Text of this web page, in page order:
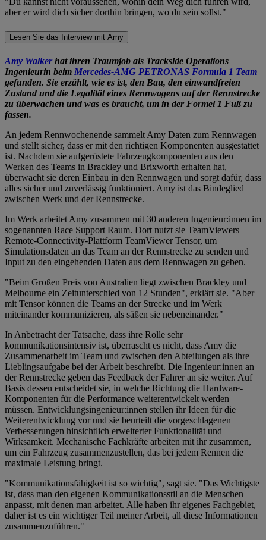
aber er wird dich sicher dorthin bringen, wo du sein sollst."
Lesen Sie das Interview mit Amy
Amy Walkerhat ihren Traumjob als Trackside Operations
Ingenieurin beim Mercedes-AMG PETRONAS Formula 1 Team
gefunden. Sie erzählt, wie es ist, den Bau, den einwandfreien
Zustand und die Legalität eines Rennwagens auf der Rennstrecke
zu überwachen und was es braucht, um in der Formel 1 Fuß zu
fassen.
An jedem Rennwochenende sammelt Amy Daten zum Rennwagen
und stellt sicher, dass er mit den richtigen Komponenten ausgestattet
ist. Nachdem sie aufgerüstete Fahrzeugkomponenten aus den
Werken des Teams in Brackley und Brixworth erhalten hat,
überwacht sie deren Einbau in den Rennwagen und sorgt dafür, dass
alles sicher und zuverlässig funktioniert. Amy ist das Bindeglied
zwischen Werk und der Rennstrecke.
Im Werk arbeitet Amy zusammen mit 30 anderen Ingenieur:innen im
sogenannten Race Support Raum. Dort nutzt sie TeamViewers
Remote-Connectivity-Plattform TeamViewer Tensor, um
Simulationsdaten an das Team an der Rennstrecke zu senden und
Input zu den eingehenden Daten aus dem Rennwagen zu geben.
"Beim Großen Preis von Australien liegt zwischen Brackley und
Melbourne ein Zeitunterschied von 12 Stunden", erklärt sie. "Aber
mit Tensor können die Teams an der Strecke und im Werk
miteinander kommunizieren, als säßen sie nebeneinander."
In Anbetracht der Tatsache, dass ihre Rolle sehr
kommunikationsintensiv ist, überrascht es nicht, dass Amy die
Zusammenarbeit im Team und zwischen den Abteilungen als ihre
Lieblingsaufgabe bei der Arbeit beschreibt. Die Ingenieur:innen an
der Rennstrecke geben das Feedback der Fahrer an sie weiter. Auf
Basis dessen entscheidet sie, in welche Richtung die Hardware-
Komponenten für die Performance weiterentwickelt werden
müssen. Entwicklungsingenieur:innen stellen ihr Ideen für die
Weiterentwicklung vor und sie beurteilt die vorgeschlagenen
Verbesserungen hinsichtlich erweiterter Funktionalität und
Wirksamkeit. Mechanische Fachkräfte arbeiten mit ihr zusammen,
um ein Fahrzeug zusammenzustellen, das bei jedem Rennen die
maximale Leistung bringt.
"Kommunikationsfähigkeit ist so wichtig", sagt sie. "Das Wichtigste
ist, dass man den eigenen Kommunikationsstil an die Menschen
anpasst, mit denen man arbeitet. Alle haben ihr eigenes Fachgebiet,
daher ist es ein wichtiger Teil meiner Arbeit, all diese Informationen
zusammenzuführen."